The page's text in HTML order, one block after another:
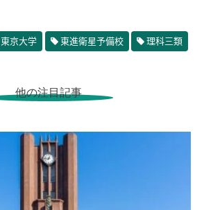
東京大学 東進衛星予備校 理科三類
他の注目記事